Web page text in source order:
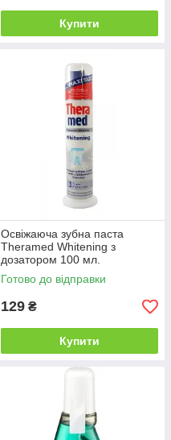
Купити
Освіжаюча зубна паста
Theramed Whitening з
дозатором 100 мл.
Готово до відправки
129 ₴
Купити